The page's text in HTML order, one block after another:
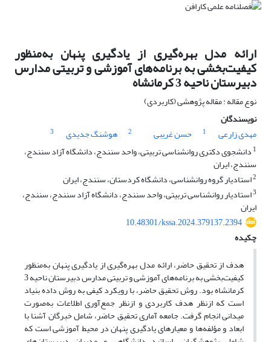
ارائه مدل بهره‌گیری از یادگیری پنهان به‌منظور
کیفیت‌بخشی به برنامه‌های آموزشی و تربیتی مدارس
دبیرستان ناحیه 3 کرمانشاه
نوع مقاله : مقاله پژوهشی (کاربردی)
نویسندگان
مهدی زارعی
1 حسن غریبی 2 ھوشنگ جدیدی
3
1 دانشجوی دکتری روانشناسی تربیتی، واحد سنندج، دانشگاه آزاد سنندج،
سنندج، ایران
2استادیار گروه روانشناسی، دانشگاه کردستان، سنندج، ایران
3استادیار روانشناسی تربیتی، واحد سنندج، دانشگاه آزاد سنندج، سنندج،
ایران
10.48301/kssa.2024.379137.2394
چکیده
هدف از تحقیق حاضر، ارائه مدل بهره‌گیری از یادگیری پنهان به‌منظور
کیفیت‌بخشی به برنامه‌های آموزشی و تربیتی مدارس دبیرستان ناحیه 3
کرمانشاه بود. روش تحقیق حاضر، با رویکرد کیفی به روش داده بنیاد
است که ازنظر هدف کاربردی و ازنظر جمع‌آوری اطلاعات به‌صورت
میدانی انجام گرفت. جامعه آماری تحقیق حاضر، شامل خبرگان آشنا با
ابعاد و مؤلفه‌ها و معیارهای یادگیری پنهان در محیط آموزشی است که